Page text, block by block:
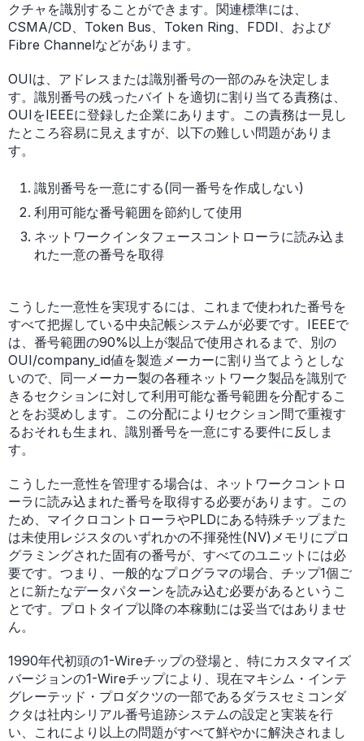
クチャを識別することができます。関連標準には、
CSMA/CD、Token Bus、Token Ring、FDDI、および
Fibre Channelなどがあります。
OUIは、アドレスまたは識別番号の一部のみを決定しま
す。識別番号の残ったバイトを適切に割り当てる責務は、
OUIをIEEEに登録した企業にあります。この責務は一見し
たところ容易に見えますが、以下の難しい問題がありま
す。
識別番号を一意にする(同一番号を作成しない)
利用可能な番号範囲を節約して使用
ネットワークインタフェースコントローラに読み込ま
れた一意の番号を取得
こうした一意性を実現するには、これまで使われた番号を
すべて把握している中央記帳システムが必要です。IEEEで
は、番号範囲の90%以上が製品で使用されるまで、別の
OUI/company_id値を製造メーカーに割り当てようとしな
いので、同一メーカー製の各種ネットワーク製品を識別で
きるセクションに対して利用可能な番号範囲を分配するこ
とをお奨めします。この分配によりセクション間で重複す
るおそれも生まれ、識別番号を一意にする要件に反しま
す。
こうした一意性を管理する場合は、ネットワークコントロ
ーラに読み込まれた番号を取得する必要があります。この
ため、マイクロコントローラやPLDにある特殊チップまた
は未使用レジスタのいずれかの不揮発性(NV)メモリにプロ
グラミングされた固有の番号が、すべてのユニットには必
要です。つまり、一般的なプログラマの場合、チップ1個ご
とに新たなデータパターンを読み込む必要があるというこ
とです。プロトタイプ以降の本稼動には妥当ではありませ
ん。
1990年代初頭の1-Wireチップの登場と、特にカスタマイズ
バージョンの1-Wireチップにより、現在マキシム・インテ
グレーテッド・プロダクツの一部であるダラスセミコンダ
クタは社内シリアル番号追跡システムの設定と実装を行
い、これにより以上の問題がすべて鮮やかに解決されまし